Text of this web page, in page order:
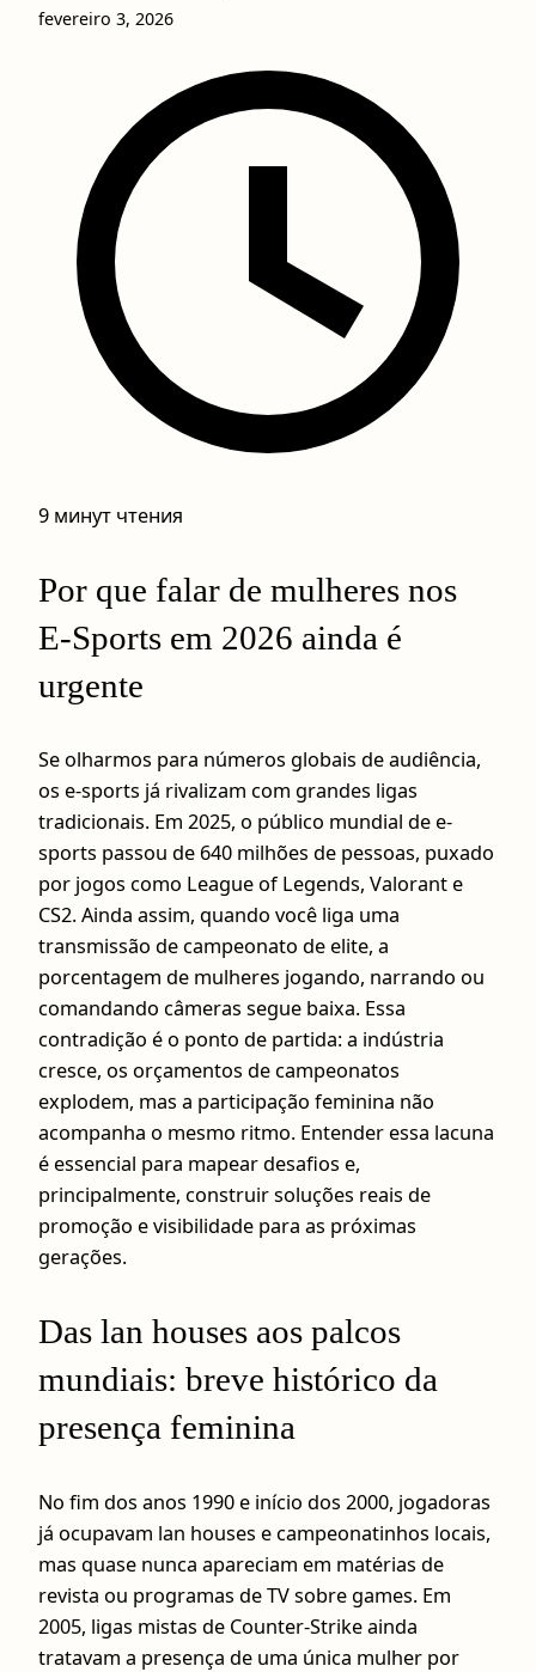
fevereiro 3, 2026
9 минут чтения
Por que falar de mulheres nos
E-Sports em 2026 ainda é
urgente
Se olharmos para números globais de audiência,
os e-sports já rivalizam com grandes ligas
tradicionais. Em 2025, o público mundial de e-
sports passou de 640 milhões de pessoas, puxado
por jogos como League of Legends, Valorant e
CS2. Ainda assim, quando você liga uma
transmissão de campeonato de elite, a
porcentagem de mulheres jogando, narrando ou
comandando câmeras segue baixa. Essa
contradição é o ponto de partida: a indústria
cresce, os orçamentos de campeonatos
explodem, mas a participação feminina não
acompanha o mesmo ritmo. Entender essa lacuna
é essencial para mapear desafios e,
principalmente, construir soluções reais de
promoção e visibilidade para as próximas
gerações.
Das lan houses aos palcos
mundiais: breve histórico da
presença feminina
No fim dos anos 1990 e início dos 2000, jogadoras
já ocupavam lan houses e campeonatinhos locais,
mas quase nunca apareciam em matérias de
revista ou programas de TV sobre games. Em
2005, ligas mistas de Counter-Strike ainda
tratavam a presença de uma única mulher por